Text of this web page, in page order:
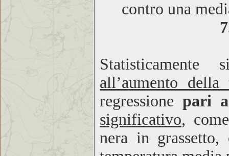
contro una
all’aumento della
regressione pari
significativo,
nera in grassetto,